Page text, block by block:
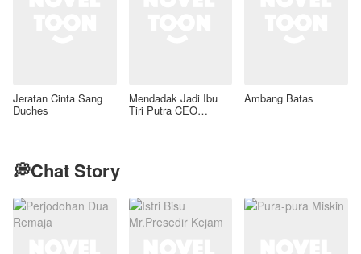
Jeratan Cinta Sang
Duches
Mendadak Jadi Ibu
Tiri Putra CEO
Ambang Batas
💭Chat Story